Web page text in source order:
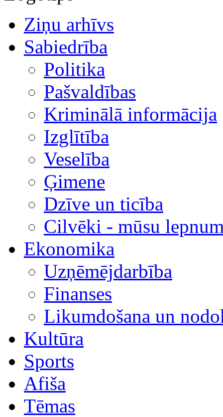
Ziņu arhīvs
Sabiedrība
Politika
Pašvaldības
Kriminālā informācija
Izglītība
Veselība
Ģimene
Dzīve un ticība
Cilvēki - mūsu
Ekonomika
Uzņēmējdarbība
Finanses
Likumdošana un
Kultūra
Sports
Afiša
Tēmas